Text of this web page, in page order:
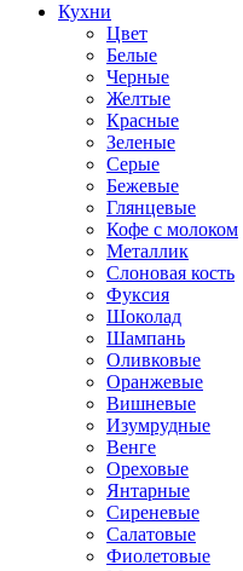
Кухни
Цвет
Белые
Черные
Желтые
Красные
Зеленые
Серые
Бежевые
Глянцевые
Кофе с молоком
Металлик
Слоновая кость
Фуксия
Шоколад
Шампань
Оливковые
Оранжевые
Вишневые
Изумрудные
Венге
Ореховые
Янтарные
Сиреневые
Салатовые
Фиолетовые